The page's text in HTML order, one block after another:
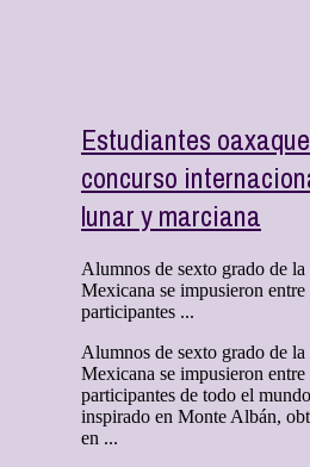
Estudiantes
concurso
lunar y marciana
Alumnos de sexto grado de
Mexicana se impusieron entre
participantes ...
Alumnos de sexto grado de
Mexicana se impusieron entre
participantes de todo el
inspirado en Monte Albán,
en ...